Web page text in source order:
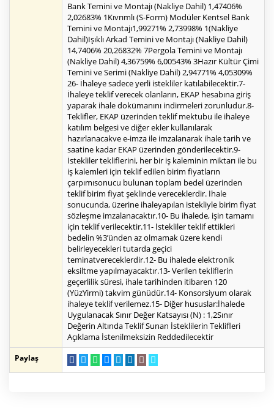
Bank Temini ve Montajı (Nakliye Dahil) 1,47406%
2,02683% 1Kıvrımlı (S-Form) Modüler Kentsel Bank
Temini ve Montajı1,99271% 2,73998% 1(Nakliye
Dahil)Işıklı Arkad Temini ve Montajı (Nakliye Dahil)
14,7406% 20,26832% 7Pergola Temini ve Montajı
(Nakliye Dahil) 4,36759% 6,00543% 3Hazır Kültür Çimi
Temini ve Serimi (Nakliye Dahil) 2,94771% 4,05309%
26- İhaleye sadece yerli istekliler katılabilecektir.7-
İhaleye teklif verecek olanların, EKAP hesabına giriş
yaparak ihale dokümanını indirmeleri zorunludur.8-
Teklifler, EKAP üzerinden teklif mektubu ile ihaleye
katılım belgesi ve diğer ekler kullanılarak
hazırlanacakve e-imza ile imzalanarak ihale tarih ve
saatine kadar EKAP üzerinden gönderilecektir.9-
İstekliler tekliflerini, her bir iş kaleminin miktarı ile bu
iş kalemleri için teklif edilen birim fiyatların
çarpımısonucu bulunan toplam bedel üzerinden
teklif birim fiyat şeklinde vereceklerdir. İhale
sonucunda, üzerine ihaleyapılan istekliyle birim fiyat
sözleşme imzalanacaktır.10- Bu ihalede, işin tamamı
için teklif verilecektir.11- İstekliler teklif ettikleri
bedelin %3’ünden az olmamak üzere kendi
belirleyecekleri tutarda geçici
teminatvereceklerdir.12- Bu ihalede elektronik
eksiltme yapılmayacaktır.13- Verilen tekliflerin
geçerlilik süresi, ihale tarihinden itibaren 120
(YüzYirmi) takvim günüdür.14- Konsorsiyum olarak
ihaleye teklif verilemez.15- Diğer hususlar:İhalede
Uygulanacak Sınır Değer Katsayısı (N) : 1,2Sınır
Değerin Altında Teklif Sunan İsteklilerin Teklifleri
Açıklama İstenilmeksizin Reddedilecektir
Paylaş